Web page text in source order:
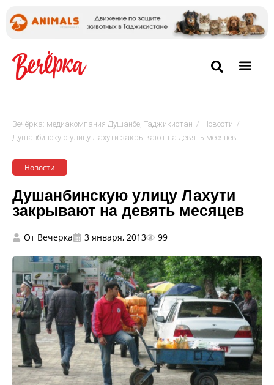
Вечёрка: медиакомпания Душанбе, Таджикистан / Новости /
Душанбинскую улицу Лахути закрывают на девять месяцев
Новости
Душанбинскую улицу Лахути
закрывают на девять месяцев
От Вечерка 3 января, 2013 99